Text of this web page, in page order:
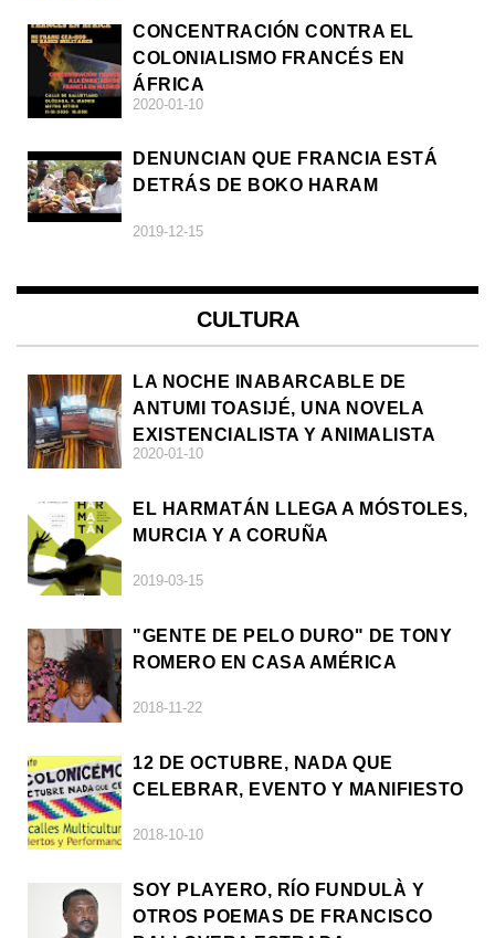
CONCENTRACIÓN CONTRA EL
COLONIALISMO FRANCÉS EN
ÁFRICA
2020-01-10
DENUNCIAN QUE FRANCIA ESTÁ
DETRÁS DE BOKO HARAM
2019-12-15
CULTURA
LA NOCHE INABARCABLE DE
ANTUMI TOASIJÉ, UNA NOVELA
EXISTENCIALISTA Y ANIMALISTA
2020-01-10
EL HARMATÁN LLEGA A MÓSTOLES,
MURCIA Y A CORUÑA
2019-03-15
"GENTE DE PELO DURO" DE TONY
ROMERO EN CASA AMÉRICA
2018-11-22
12 DE OCTUBRE, NADA QUE
CELEBRAR, EVENTO Y MANIFIESTO
2018-10-10
SOY PLAYERO, RÍO FUNDULÀ Y
OTROS POEMAS DE FRANCISCO